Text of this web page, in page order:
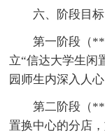
六、阶段目标
第一阶段（
立“信达大学生闲
园师生内深入人
第二阶段（
置换中心的分店